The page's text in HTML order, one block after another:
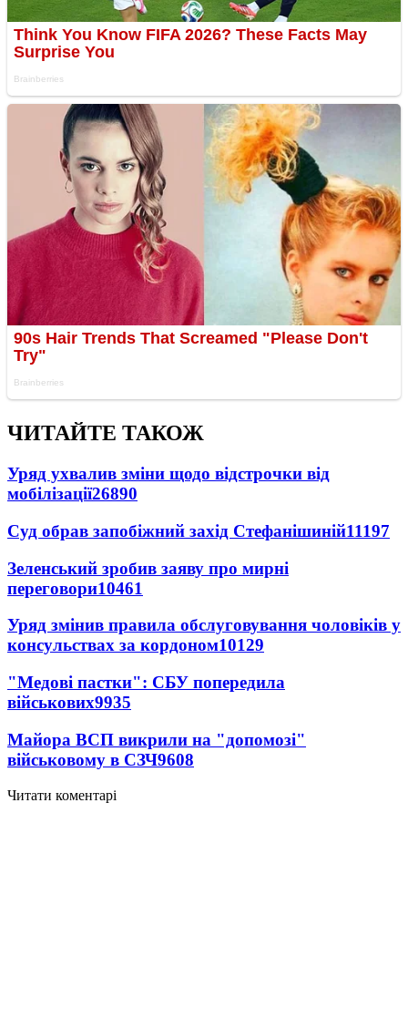
ЧИТАЙТЕ ТАКОЖ
Уряд ухвалив зміни щодо відстрочки від
мобілізації26890
Суд обрав запобіжний захід Стефанішиній11197
Зеленський зробив заяву про мирні
переговори10461
Уряд змінив правила обслуговування чоловіків у
консульствах за кордоном10129
"Медові пастки": СБУ попередила
військових9935
Майора ВСП викрили на "допомозі"
військовому в СЗЧ9608
Читати коментарі